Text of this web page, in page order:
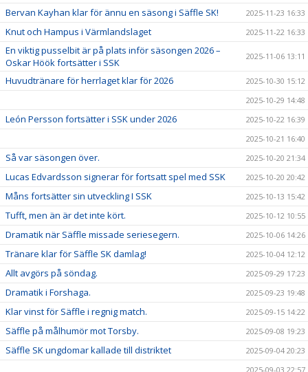
Bervan Kayhan klar för ännu en säsong i Säffle SK! 2025-11-23 16:33
Knut och Hampus i Värmlandslaget 2025-11-22 16:33
En viktig pusselbit är på plats inför säsongen 2026 –
Oskar Höök fortsätter i SSK
2025-11-06 13:11
Huvudtränare för herrlaget klar för 2026
2025-10-30 15:12
2025-10-29 14:48
León Persson fortsätter i SSK under 2026
2025-10-22 16:39
2025-10-21 16:40
Så var säsongen över. 2025-10-20 21:34
Lucas Edvardsson signerar för fortsatt spel med SSK 2025-10-20 20:42
Måns fortsätter sin utveckling I SSK 2025-10-13 15:42
Tufft, men än är det inte kört. 2025-10-12 10:55
Dramatik när Säffle missade seriesegern. 2025-10-06 14:26
Tränare klar för Säffle SK damlag! 2025-10-04 12:12
Allt avgörs på söndag. 2025-09-29 17:23
Dramatik i Forshaga. 2025-09-23 19:48
Klar vinst för Säffle i regnig match. 2025-09-15 14:22
Säffle på målhumör mot Torsby. 2025-09-08 19:23
Säffle SK ungdomar kallade till distriktet
2025-09-04 20:23
2025-09-03 22:57